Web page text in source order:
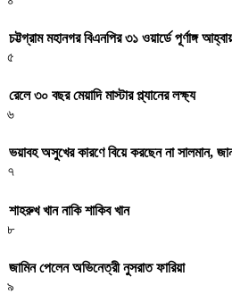
চট্টগ্রাম মহানগর বিএনপির ৩১ ওয়ার্ডে পূর্ণাঙ্গ
৫
রেলে ৩০ বছর মেয়াদি মাস্টার প্ল্যানের লক্ষ্য
৬
ভয়াবহ অসুখের কারণে বিয়ে করছেন না সালমান,
৭
শাহরুখ খান নাকি শাকিব খান
৮
জামিন পেলেন অভিনেত্রী নুসরাত ফারিয়া
৯